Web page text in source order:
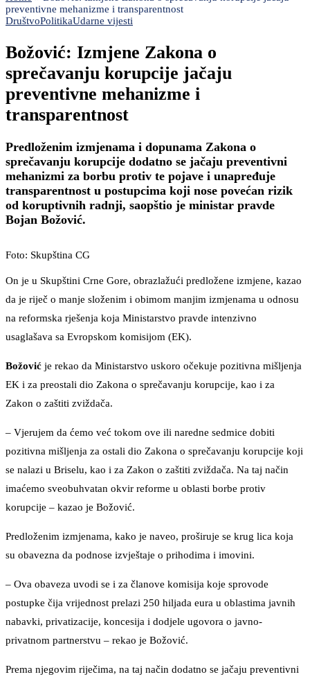
preventivne mehanizme i transparentnost
DruštvoPolitikaUdarne vijesti
Božović: Izmjene Zakona o
sprečavanju korupcije jačaju
preventivne mehanizme i
transparentnost
Predloženim izmjenama i dopunama Zakona o
sprečavanju korupcije dodatno se jačaju preventivni
mehanizmi za borbu protiv te pojave i unapređuje
transparentnost u postupcima koji nose povećan rizik
od koruptivnih radnji, saopštio je ministar pravde
Bojan Božović.
Foto: Skupština CG
On je u Skupštini Crne Gore, obrazlažući predložene izmjene, kazao
da je riječ o manje složenim i obimom manjim izmjenama u odnosu
na reformska rješenja koja Ministarstvo pravde intenzivno
usaglašava sa Evropskom komisijom (EK).
Božović je rekao da Ministarstvo uskoro očekuje pozitivna mišljenja
EK i za preostali dio Zakona o sprečavanju korupcije, kao i za
Zakon o zaštiti zviždača.
– Vjerujem da ćemo već tokom ove ili naredne sedmice dobiti
pozitivna mišljenja za ostali dio Zakona o sprečavanju korupcije koji
se nalazi u Briselu, kao i za Zakon o zaštiti zviždača. Na taj način
imaćemo sveobuhvatan okvir reforme u oblasti borbe protiv
korupcije – kazao je Božović.
Predloženim izmjenama, kako je naveo, proširuje se krug lica koja
su obavezna da podnose izvještaje o prihodima i imovini.
– Ova obaveza uvodi se i za članove komisija koje sprovode
postupke čija vrijednost prelazi 250 hiljada eura u oblastima javnih
nabavki, privatizacije, koncesija i dodjele ugovora o javno-
privatnom partnerstvu – rekao je Božović.
Prema njegovim riječima, na taj način dodatno se jačaju preventivni